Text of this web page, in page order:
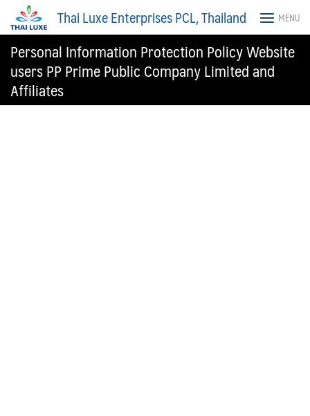
Thai Luxe Enterprises PCL, Thailand MENU
Personal Information Protection Policy Website
users PP Prime Public Company Limited and
Affiliates